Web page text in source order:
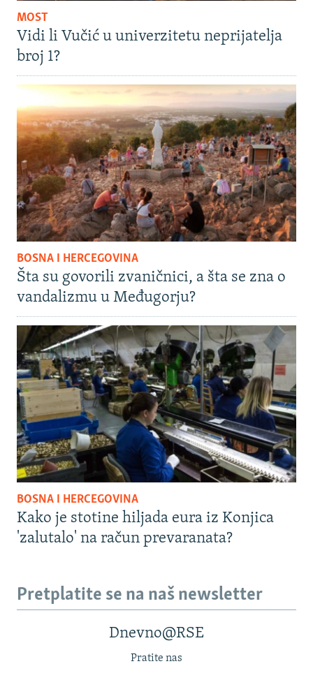
MOST
Vidi li Vučić u univerzitetu neprijatelja
broj 1?
BOSNA I HERCEGOVINA
Šta su govorili zvaničnici, a šta se zna o
vandalizmu u Međugorju?
BOSNA I HERCEGOVINA
Kako je stotine hiljada eura iz Konjica
'zalutalo' na račun prevaranata?
Pretplatite se na naš newsletter
Dnevno@RSE
Pratite nas